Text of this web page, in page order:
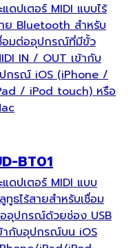
แดปเตอร์ MIDI แบบไร้
ย Bluetooth สำหรับ
อมต่ออุปกรณ์ที่มีขั้ว
IN / OUT เข้ากับ
กรณ์ iOS (iPhone /
/ iPod touch) หรือ
BT01
แดปเตอร์ MIDI แบบ
ทูธไร้สายสำหรับเชื่อม
อุปกรณ์ด้วยช่อง USB
ากับอุปกรณ์บน iOS